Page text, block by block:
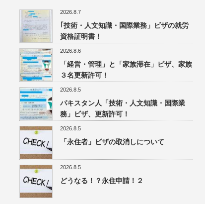
2026.8.7
｢技術・人文知識・国際業務」ビザの就労
資格証明書！
2026.8.6
「経営・管理」と「家族滞在」ビザ、家族
３名更新許可！
2026.8.5
パキスタン人「技術・人文知識・国際業
務」ビザ、更新許可！
2026.8.5
「永住者」ビザの取消しについて
2026.8.5
どうなる！？永住申請！２